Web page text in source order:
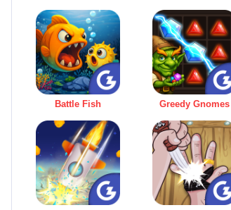
Battle Fish Greedy Gnomes